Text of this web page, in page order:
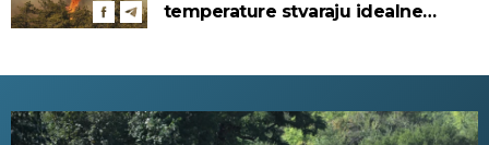
temperature stvaraju idealne